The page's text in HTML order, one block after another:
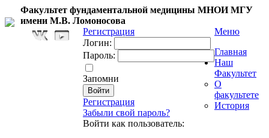
Факультет фундаментальной медицины МНОИ МГУ
имени М.В. Ломоносова
Регистрация
Логин:
Пароль:
Запомни
Регистрация
Забыли свой пароль?
Войти как пользователь:
Меню
Главная
Наш
Факультет
О
факультете
История